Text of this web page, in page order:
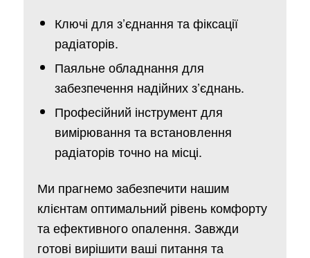
Ключі для з’єднання та фіксації
радіаторів.
Паяльне обладнання для
забезпечення надійних з’єднань.
Професійний інструмент для
вимірювання та встановлення
радіаторів точно на місці.
Ми прагнемо забезпечити нашим
клієнтам оптимальний рівень комфорту
та ефективного опалення. Завжди
готові вирішити ваші питання та